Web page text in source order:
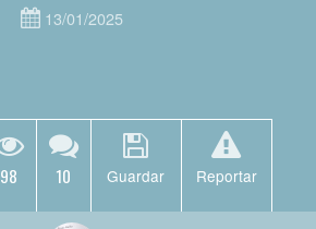
13/01/2025
98 10 Guardar Reportar